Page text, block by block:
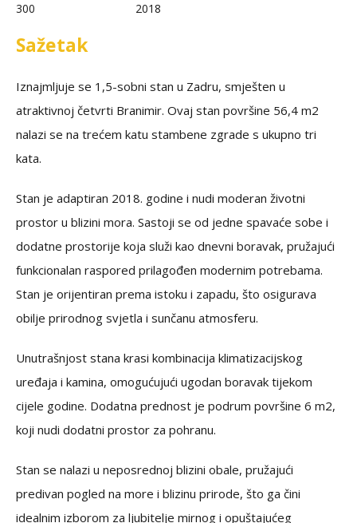
300 2018
Sažetak
Iznajmljuje se 1,5-sobni stan u Zadru, smješten u
atraktivnoj četvrti Branimir. Ovaj stan površine 56,4 m2
nalazi se na trećem katu stambene zgrade s ukupno tri
kata.
Stan je adaptiran 2018. godine i nudi moderan životni
prostor u blizini mora. Sastoji se od jedne spavaće sobe i
dodatne prostorije koja služi kao dnevni boravak, pružajući
funkcionalan raspored prilagođen modernim potrebama.
Stan je orijentiran prema istoku i zapadu, što osigurava
obilje prirodnog svjetla i sunčanu atmosferu.
Unutrašnjost stana krasi kombinacija klimatizacijskog
uređaja i kamina, omogućujući ugodan boravak tijekom
cijele godine. Dodatna prednost je podrum površine 6 m2,
koji nudi dodatni prostor za pohranu.
Stan se nalazi u neposrednoj blizini obale, pružajući
predivan pogled na more i blizinu prirode, što ga čini
idealnim izborom za ljubitelje mirnog i opuštajućeg